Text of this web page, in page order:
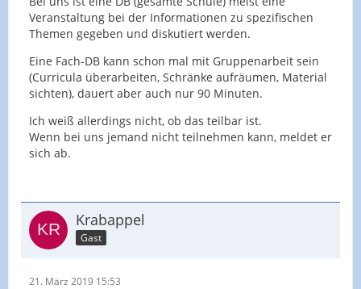
Veranstaltung bei der Informationen zu spezifischen
Themen gegeben und diskutiert werden.
Eine Fach-DB kann schon mal mit Gruppenarbeit sein
(Curricula überarbeiten, Schränke aufräumen, Material
sichten), dauert aber auch nur 90 Minuten.
Ich weiß allerdings nicht, ob das teilbar ist.
Wenn bei uns jemand nicht teilnehmen kann, meldet er
sich ab.
Krabappel
Gast
21. März 2019 15:53